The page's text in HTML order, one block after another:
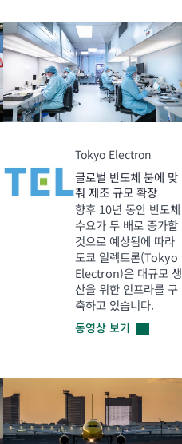
Tokyo Electron
글로벌 반도체 붐에 맞
춰 제조 규모 확장
향후 10년 동안 반도체
수요가 두 배로 증가할
것으로 예상됨에 따라
도쿄 일렉트론(Tokyo
Electron)은 대규모 생
산을 위한 인프라를 구
축하고 있습니다.
동영상 보기